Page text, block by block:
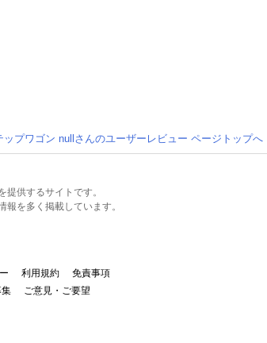
ップワゴン nullさんのユーザーレビュー ページトップへ
供するサイトです。
を多く掲載しています。
利用規約
免責事項
ご意見・ご要望